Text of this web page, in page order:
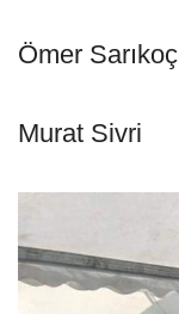
Ömer Sarıkoç
Murat Sivri